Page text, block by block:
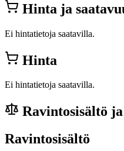
Hinta ja
Ei hintatietoja saatavilla.
Hinta
Ei hintatietoja saatavilla.
Ravintosisältö
Ravintosisältö